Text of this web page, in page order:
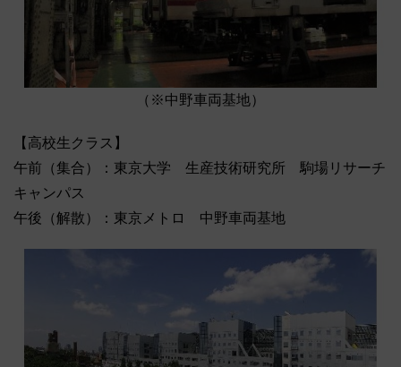
（※中野車両基地）
【高校生クラス】
午前（集合）：東京大学 生産技術研究所 駒場リサーチ
キャンパス
午後（解散）：東京メトロ 中野車両基地